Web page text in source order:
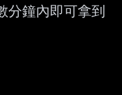
分鐘內即可拿到